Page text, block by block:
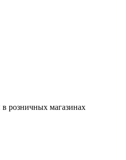
в розничных магазинах